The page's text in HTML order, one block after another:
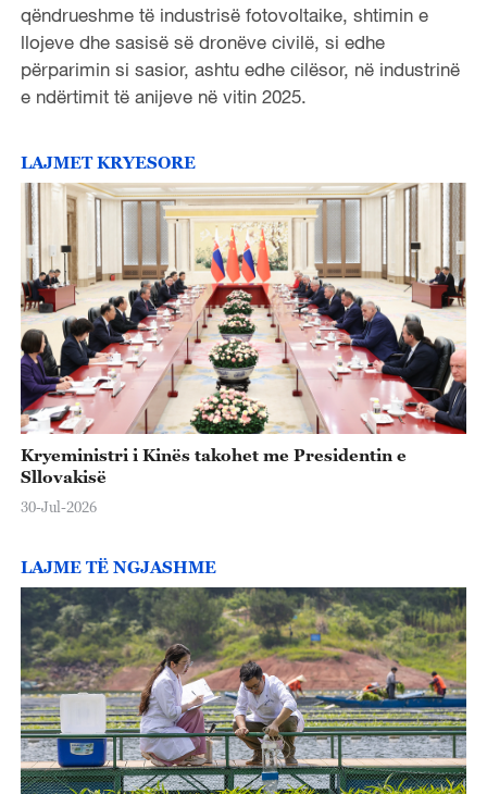
qëndrueshme të industrisë fotovoltaike, shtimin e
llojeve dhe sasisë së dronëve civilë, si edhe
përparimin si sasior, ashtu edhe cilësor, në industrinë
e ndërtimit të anijeve në vitin 2025.
LAJMET KRYESORE
Kryeministri i Kinës takohet me Presidentin e
Sllovakisë
30-Jul-2026
LAJME TË NGJASHME